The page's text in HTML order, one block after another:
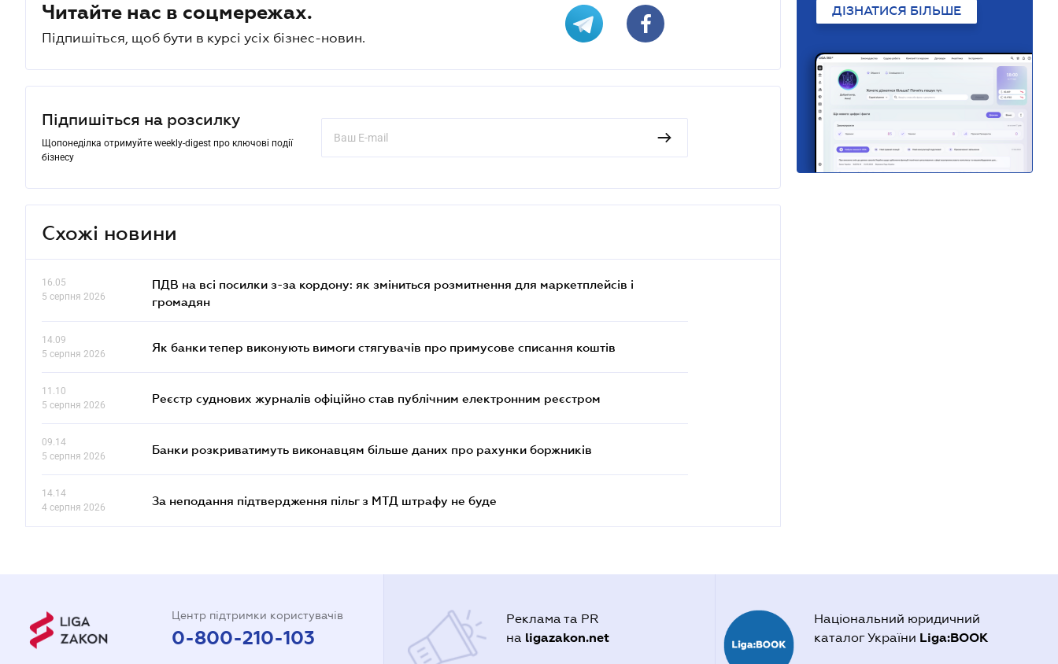
Читайте нас в соцмережах.
Підпишіться, щоб бути в курсі усіх бізнес-новин.
Підпишіться на розсилку
Щопонеділка отримуйте weekly-digest про ключові події
бізнесу
Схожі новини
16.05
5 серпня 2026
ПДВ на всі посилки з-за кордону: як зміниться розмитнення для маркетплейсів і
громадян
14.09
5 серпня 2026
Як банки тепер виконують вимоги стягувачів про примусове списання коштів
11.10
5 серпня 2026
Реєстр суднових журналів офіційно став публічним електронним реєстром
09.14
5 серпня 2026
Банки розкриватимуть виконавцям більше даних про рахунки боржників
14.14
4 серпня 2026
За неподання підтвердження пільг з МТД штрафу не буде
ДІЗНАТИСЯ БІЛЬШЕ
Центр підтримки користувачів
0-800-210-103
Реклама та PR
на ligazakon.net
Національний юридичний
каталог України Liga:BOOK